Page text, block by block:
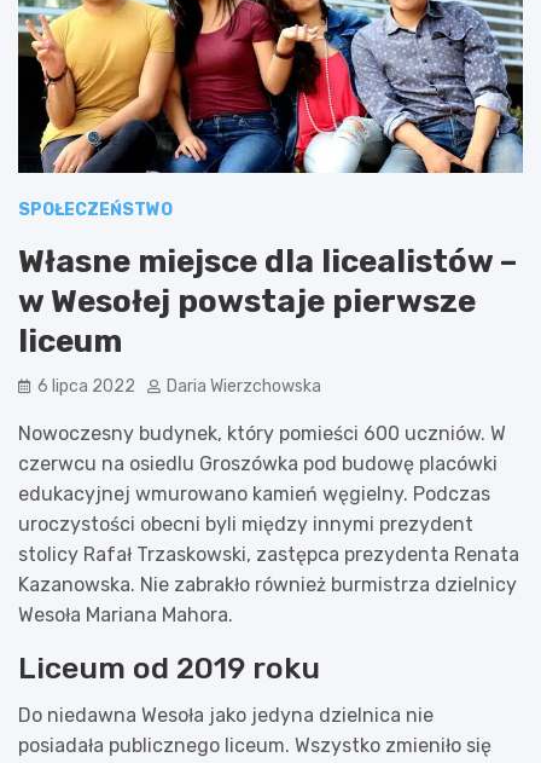
SPOŁECZEŃSTWO
Własne miejsce dla licealistów –
w Wesołej powstaje pierwsze
liceum
6 lipca 2022 Daria Wierzchowska
Nowoczesny budynek, który pomieści 600 uczniów. W
czerwcu na osiedlu Groszówka pod budowę placówki
edukacyjnej wmurowano kamień węgielny. Podczas
uroczystości obecni byli między innymi prezydent
stolicy Rafał Trzaskowski, zastępca prezydenta Renata
Kazanowska. Nie zabrakło również burmistrza dzielnicy
Wesoła Mariana Mahora.
Liceum od 2019 roku
Do niedawna Wesoła jako jedyna dzielnica nie
posiadała publicznego liceum. Wszystko zmieniło się